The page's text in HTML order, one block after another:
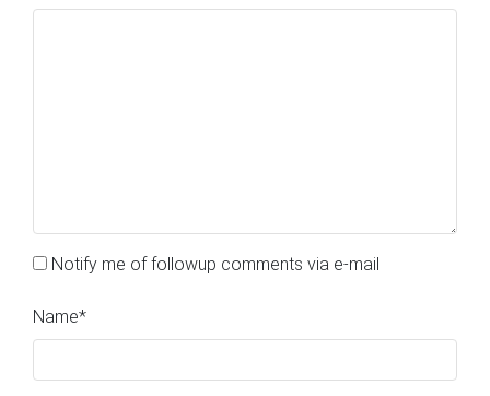
Notify me of followup comments via e-mail
Name*